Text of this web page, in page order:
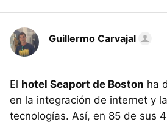
Guillermo Carvajal
El hotel Seaport de Boston ha
en la integración de internet y
tecnologías. Así, en 85 de sus